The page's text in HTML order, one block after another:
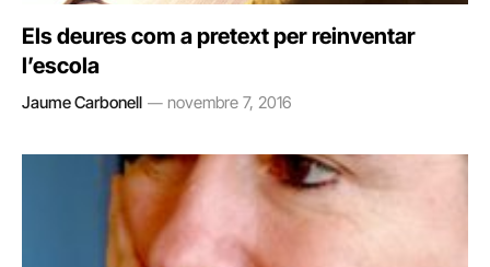
Els deures com a pretext per reinventar
l’escola
Jaume Carbonell novembre 7, 2016